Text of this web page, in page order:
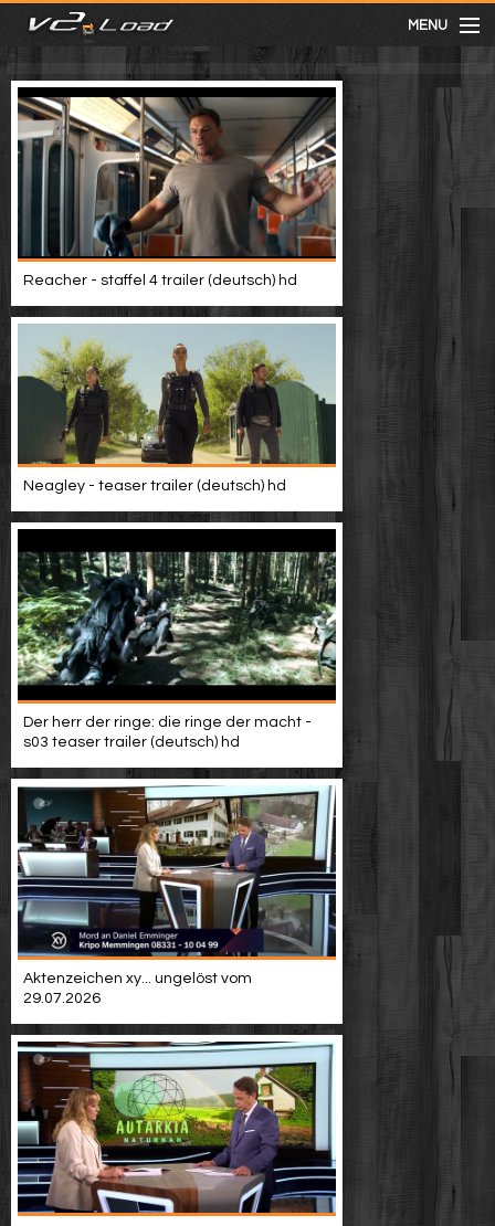
MENU
meist gesehen
neuste
kategorien
Menu
mit facebook anmelden
Informationen
Video suchen
Reacher - staffel 4 trailer (deutsch) hd
Neagley - teaser trailer (deutsch) hd
Der herr der ringe: die ringe der macht -
s03 teaser trailer (deutsch) hd
Aktenzeichen xy... ungelöst vom
29.07.2026